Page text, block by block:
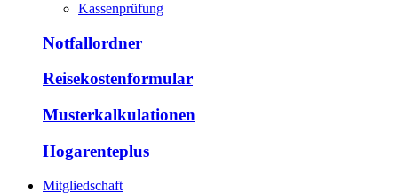
Kassenprüfung
Notfallordner
Reisekostenformular
Musterkalkulationen
Hogarenteplus
Mitgliedschaft